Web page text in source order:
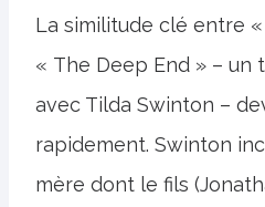
La similitude clé entre
« The Deep End » – un
avec Tilda Swinton –
rapidement. Swinton
mère dont le fils